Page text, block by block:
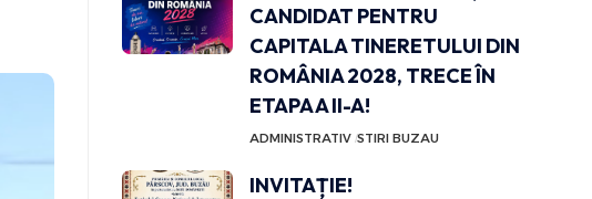
CANDIDAT PENTRU
CAPITALA TINERETULUI DIN
ROMÂNIA 2028, TRECE ÎN
ETAPA A II-A!
ADMINISTRATIV STIRI BUZAU
INVITAȚIE!